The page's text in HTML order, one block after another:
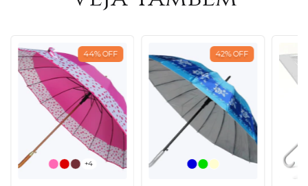
44%OFF
+4
42%OFF